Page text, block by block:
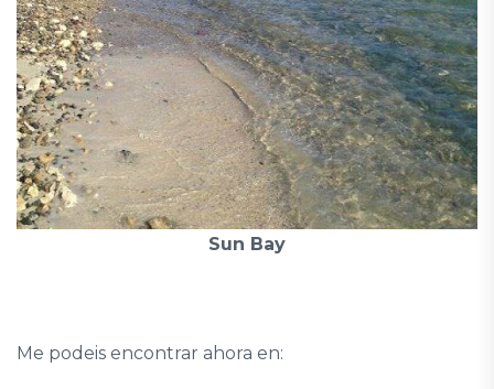
Sun Bay
Me podeis encontrar ahora en: